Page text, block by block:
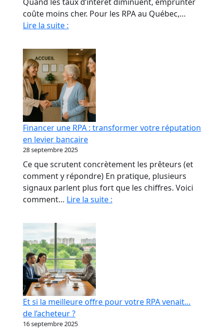
coûte moins cher. Pour les RPA au Québec,…
Lire la suite :
Baisse
Des
Taux
Relance
le
marché
immobilier
des
RPA
Financer une RPA : transformer votre réputation
en levier bancaire
28 septembre 2025
Ce que scrutent concrètement les prêteurs (et
comment y répondre) En pratique, plusieurs
signaux parlent plus fort que les chiffres. Voici
comment… Lire la suite :
bancaire
Et si la meilleure offre pour votre RPA venait…
de l’acheteur ?
16 septembre 2025